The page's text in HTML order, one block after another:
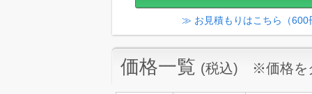
≫ お見積もりはこちら（600
価格一覧 (税込) ※価格を